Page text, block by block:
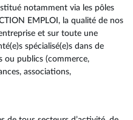
notamment via les pôles
EMPLOI, la qualité de nos
et sur toute une
spécialisé(e)s dans de
ou publics (commerce,
associations,